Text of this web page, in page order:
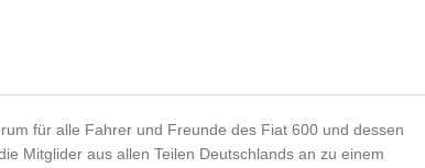
für alle Fahrer und Freunde des Fiat 600 und dessen
Mitglider aus allen Teilen Deutschlands an zu einem